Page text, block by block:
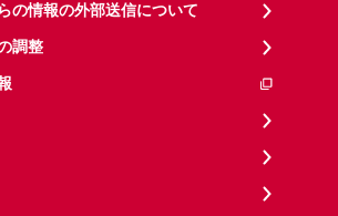
の情報の外部送信について
調整